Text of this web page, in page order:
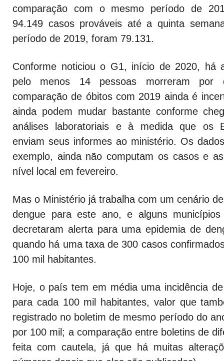
comparação com o mesmo período de
94.149 casos prováveis até a quinta
período de 2019, foram 79.131.
Conforme noticiou o G1, início de 2020, há
pelo menos 14 pessoas morreram
comparação de óbitos com 2019 ainda é
ainda podem mudar bastante conforme
análises laboratoriais e à medida que os
enviam seus informes ao ministério. Os
exemplo, ainda não computam os casos e
nível local em fevereiro.
Mas o Ministério já trabalha com um cenário
dengue para este ano, e alguns
decretaram alerta para uma epidemia de
quando há uma taxa de 300 casos
100 mil habitantes.
Hoje, o país tem em média uma incidência
para cada 100 mil habitantes, valor que
registrado no boletim de mesmo período do
por 100 mil; a comparação entre boletins de
feita com cautela, já que há muitas